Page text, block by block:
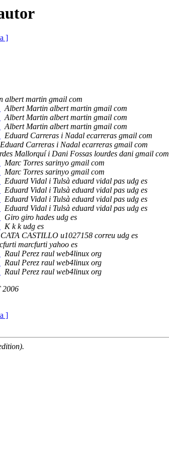
]
albert martin gmail com
Albert Martin albert martin gmail com
Albert Martin albert martin gmail com
Albert Martin albert martin gmail com
Eduard Carreras i Nadal ecarreras gmail com
Eduard Carreras i Nadal ecarreras gmail com
Mallorquí i Dani Fossas lourdes dani gmail com
Marc Torres sarinyo gmail com
Marc Torres sarinyo gmail com
Eduard Vidal i Tulsà eduard vidal pas udg es
Eduard Vidal i Tulsà eduard vidal pas udg es
Eduard Vidal i Tulsà eduard vidal pas udg es
Eduard Vidal i Tulsà eduard vidal pas udg es
Giro giro hades udg es
K k k udg es
CASTILLO u1027158 correu udg es
marcfurti yahoo es
Raul Perez raul web4linux org
Raul Perez raul web4linux org
Raul Perez raul web4linux org
2006
]